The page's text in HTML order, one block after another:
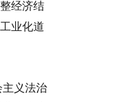
经济结
业化道
主义法治